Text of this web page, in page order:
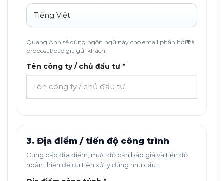
Quang Anh sẽ dùng ngôn ngữ này cho email phản hồi và
proposal/báo giá gửi khách.
Tên công ty / chủ đầu tư *
3. Địa điểm / tiến độ công trình
Cung cấp địa điểm, mức độ cần báo giá và tiến độ
hoàn thiện để ưu tiên xử lý đúng nhu cầu.